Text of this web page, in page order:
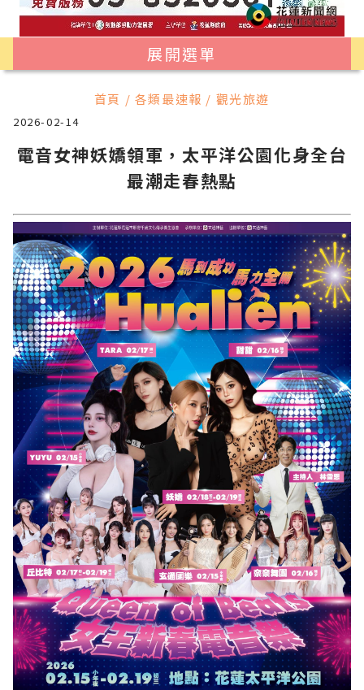
展開選單
首頁 / 各類最速報 / 觀光旅遊
2026-02-14
電音女神妖嬌領軍，太平洋公園化身全台
最潮走春熱點